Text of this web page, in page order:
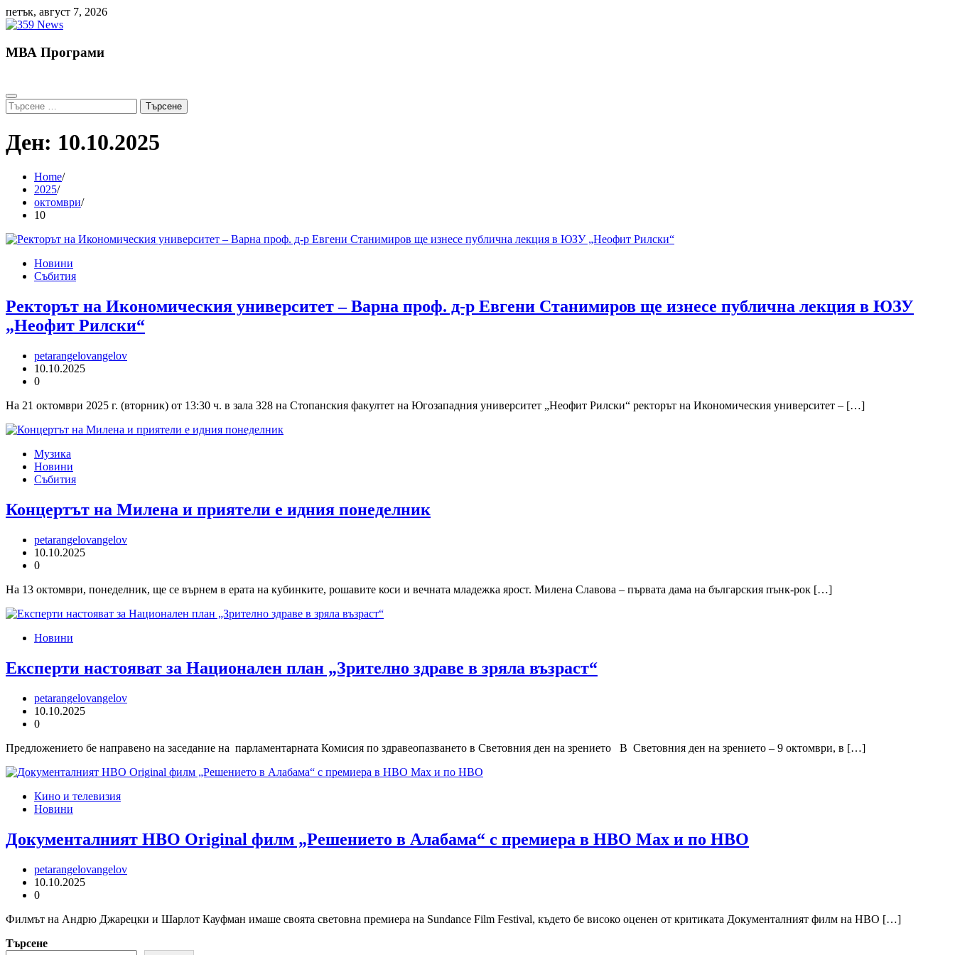
Skip
to
петък, август 7, 2026
МВА Програми
Търсене
за:
Ден: 10.10.2025
Home
2025
октомври
10
Новини
Събития
Ректорът на Икономическия университет – Варна проф. д-р Евгени Станимиров ще изнесе публична лекция в ЮЗУ
„Неофит Рилски“
petarangelovangelov
10.10.2025
0
На 21 октомври 2025 г. (вторник) от 13:30 ч. в зала 328 на Стопанския факултет на Югозападния университет „Неофит Рилски“ ректорът на Икономическия университет – […]
Музика
Новини
Събития
Концертът на Милена и приятели е идния понеделник
petarangelovangelov
10.10.2025
0
На 13 октомври, понеделник, ще се върнем в ерата на кубинките, рошавите коси и вечната младежка ярост. Милена Славова – първата дама на българския пънк-рок […]
Новини
Експерти настояват за Национален план „Зрително здраве в зряла възраст“
petarangelovangelov
10.10.2025
0
Предложението бе направено на заседание на парламентарната Комисия по здравеопазването в Световния ден на зрението В Световния ден на зрението – 9 октомври, в […]
Кино и телевизия
Новини
Документалният HBO Original филм „Решението в Алабама“ с премиера в HBO Max и по HBO
petarangelovangelov
10.10.2025
0
Филмът на Андрю Джарецки и Шарлот Кауфман имаше своята световна премиера на Sundance Film Festival, където бе високо оценен от критиката Документалният филм на HBO […]
Търсене